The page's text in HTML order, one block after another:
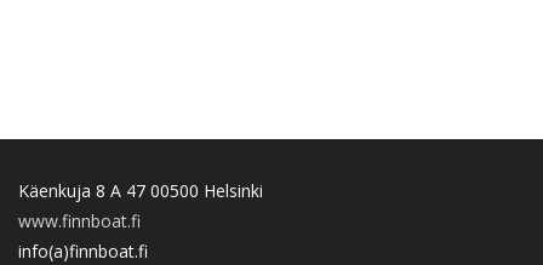
Käenkuja 8 A 47 00500 Helsinki
www.finnboat.fi
info(a)finnboat.fi